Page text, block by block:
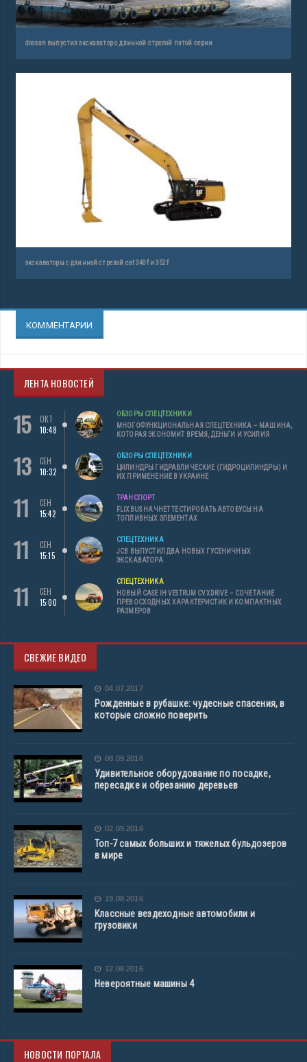
doosan выпустил экскаватор с длинной стрелой пятой серии
экскаваторы с длинной стрелой cat 340f и 352f
КОММЕНТАРИИ
ЛЕНТА НОВОСТЕЙ
15
ОКТ
10:48
ОБЗОРЫ СПЕЦТЕХНИКИ
МНОГОФУНКЦИОНАЛЬНАЯ СПЕЦТЕХНИКА – МАШИНА,
КОТОРАЯ ЭКОНОМИТ ВРЕМЯ, ДЕНЬГИ И УСИЛИЯ
13
СЕН
10:32
ОБЗОРЫ СПЕЦТЕХНИКИ
ЦИЛИНДРЫ ГИДРАВЛИЧЕСКИЕ (ГИДРОЦИЛИНДРЫ) И
ИХ ПРИМЕНЕНИЕ В УКРАИНЕ
11
СЕН
15:42
ТРАНСПОРТ
FLIXBUS НАЧНЕТ ТЕСТИРОВАТЬ АВТОБУСЫ НА
ТОПЛИВНЫХ ЭЛЕМЕНТАХ
11
СЕН
15:15
СПЕЦТЕХНИКА
JCB ВЫПУСТИЛ ДВА НОВЫХ ГУСЕНИЧНЫХ
ЭКСКАВАТОРА
11
СЕН
15:00
СПЕЦТЕХНИКА
НОВЫЙ CASE IH VESTRUM CVXDRIVE – СОЧЕТАНИЕ
ПРЕВОСХОДНЫХ ХАРАКТЕРИСТИК И КОМПАКТНЫХ
РАЗМЕРОВ
СВЕЖИЕ ВИДЕО
04.07.2017
Рожденные в рубашке: чудесные спасения, в
которые сложно поверить
08.09.2016
Удивительное оборудование по посадке,
пересадке и обрезанию деревьев
02.09.2016
Топ-7 самых больших и тяжелых бульдозеров
в мире
19.08.2016
Классные вездеходные автомобили и
грузовики
12.08.2016
Невероятные машины 4
НОВОСТИ ПОРТАЛА